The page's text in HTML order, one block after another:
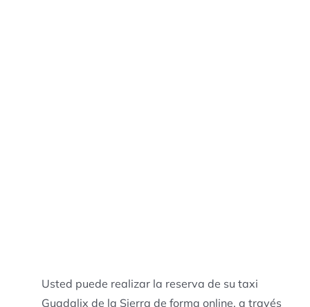
Usted puede realizar la reserva de su taxi
Guadalix de la Sierra de forma online, a través